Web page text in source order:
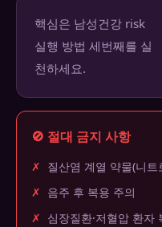
핵심은 남성건강 risk
실행 방법 세번째를 실
천하세요.
🚫 절대 금지 사항
✗ 질산염 계열 약물(니
✗ 음주 후 복용 주의
✗ 심장질환·저혈압 환자